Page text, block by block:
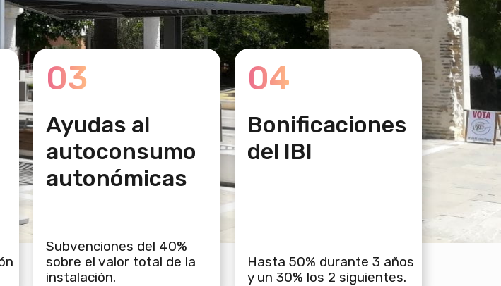
03
Ayudas al
autoconsumo
autonómicas
Subvenciones del 40%
sobre el valor total de la
instalación.
04
Bonificaciones
del IBI
Hasta 50% durante 3 años
y un 30% los 2 siguientes.